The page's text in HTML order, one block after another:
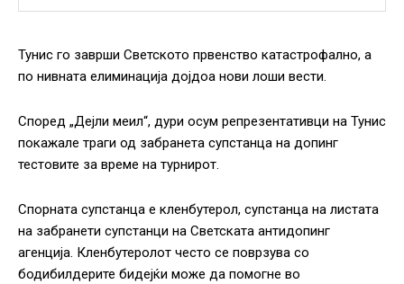
Тунис го заврши Светското првенство катастрофално, а
по нивната елиминација дојдоа нови лоши вести.
Според „Дејли меил“, дури осум репрезентативци на Тунис
покажале траги од забранета супстанца на допинг
тестовите за време на турнирот.
Спорната супстанца е кленбутерол, супстанца на листата
на забранети супстанци на Светската антидопинг
агенција. Кленбутеролот често се поврзува со
бодибилдерите бидејќи може да помогне во